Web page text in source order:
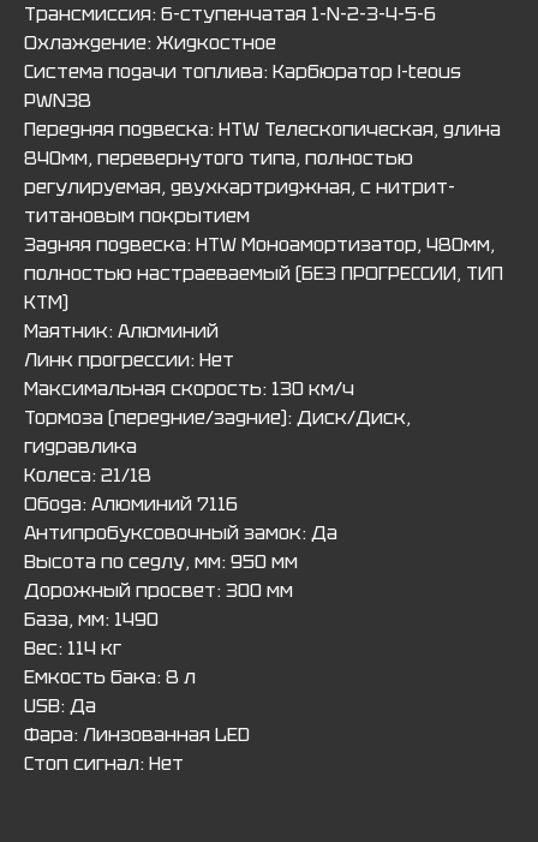
Трансмиссия: 6-ступенчатая 1-N-2-3-4-5-6
Охлаждение: Жидкостное
Система подачи топлива: Карбюратор l-teous
PWN38
Передняя подвеска: HTW Телескопическая, длина
840мм, перевернутого типа, полностью
регулируемая, двухкартриджная, с нитрит-
титановым покрытием
Задняя подвеска: HTW Моноамортизатор, 480мм,
полностью настраеваемый (БЕЗ ПРОГРЕССИИ, ТИП
KTM)
Маятник: Алюминий
Линк прогрессии: Нет
Максимальная скорость: 130 км/ч
Тормоза (передние/задние): Диск/Диск,
гидравлика
Колеса: 21/18
Обода: Алюминий 7116
Антипробуксовочный замок: Да
Высота по седлу, мм: 950 мм
Дорожный просвет: 300 мм
База, мм: 1490
Вес: 114 кг
Емкость бака: 8 л
USB: Да
Фара: Линзованная LED
Стоп сигнал: Нет